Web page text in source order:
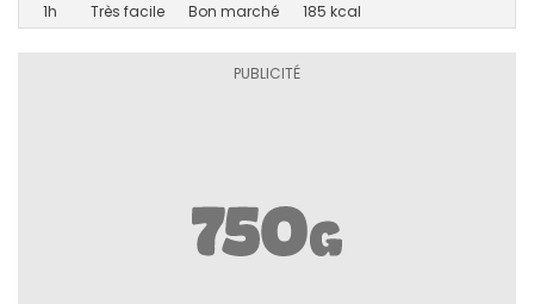
1h Très facile Bon marché 185 kcal